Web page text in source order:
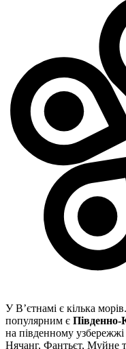
У В’єтнамі є кілька
популярним є Південно-
на південному
Нячанг, Фантьєт, Муйне